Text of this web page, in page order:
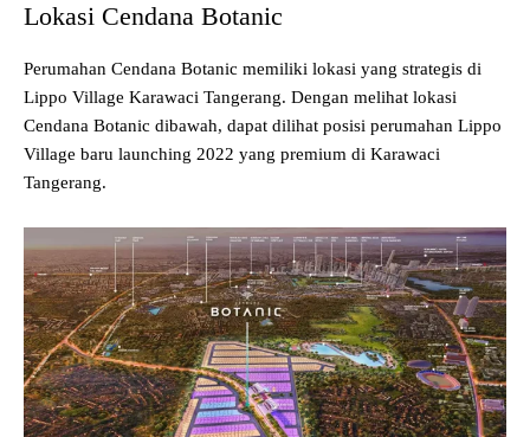
Lokasi Cendana Botanic
Perumahan Cendana Botanic memiliki lokasi yang strategis di
Lippo Village Karawaci Tangerang. Dengan melihat lokasi
Cendana Botanic dibawah, dapat dilihat posisi perumahan Lippo
Village baru launching 2022 yang premium di Karawaci
Tangerang.